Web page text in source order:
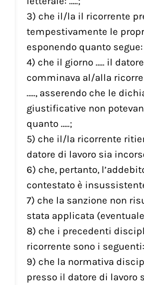
3) che il/la il ricorrente
tempestivamente le
esponendo quanto segue:
4) che il giorno ….. il
comminava al/alla
….., asserendo che le
giustificative non
quanto …..;
5) che il/la ricorrente
datore di lavoro sia
6) che, pertanto,
contestato è
7) che la sanzione non
stata applicata
8) che i precedenti
ricorrente sono i seguenti:
9) che la normativa
presso il datore di lavoro